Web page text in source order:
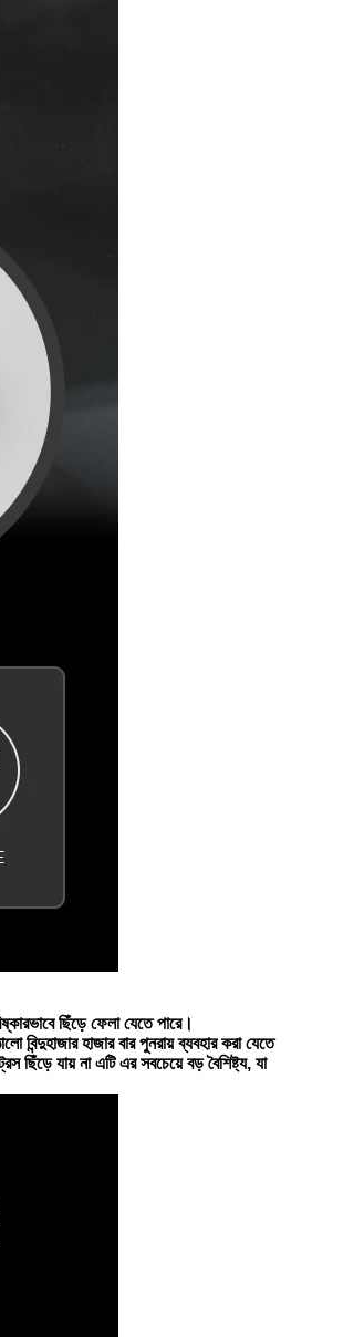
ছিঁড়ে ফেলা যেতে পারে।
বিন্দুহাজার হাজার বার পুনরায় ব্যবহার করা যেতে
ছিঁড়ে যায় না এটি এর সবচেয়ে বড় বৈশিষ্ট্য, যা